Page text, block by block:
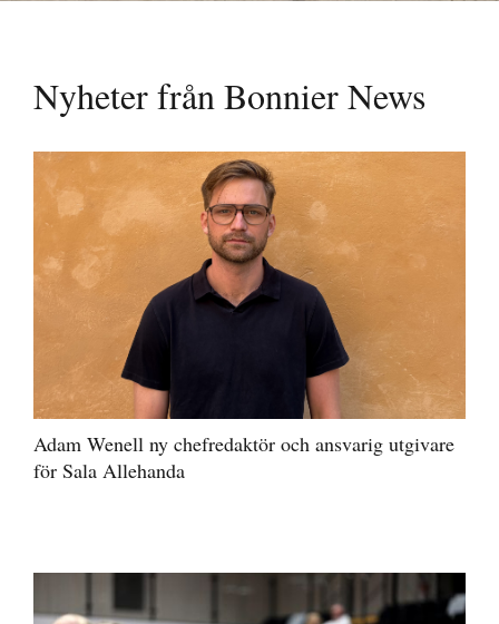
Nyheter från Bonnier News
Adam Wenell ny chefredaktör och ansvarig utgivare
för Sala Allehanda